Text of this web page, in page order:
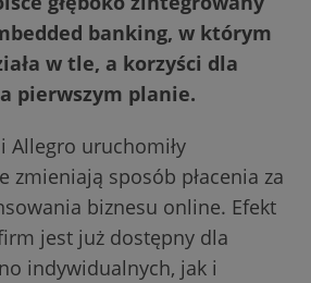
banking, w którym
w tle, a korzyści dla
pierwszym planie.
Allegro uruchomiły
zmieniają sposób płacenia za
biznesu online. Efekt
jest już dostępny dla
indywidualnych, jak i